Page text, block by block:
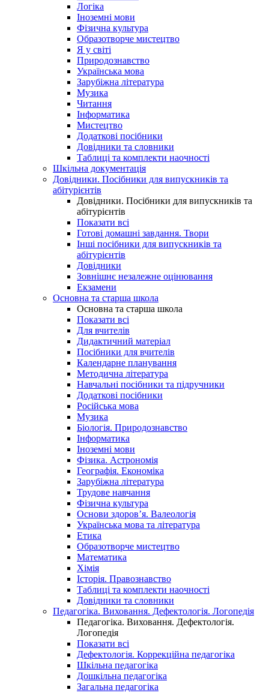
Логіка
Іноземні мови
Фізична культура
Образотворче мистецтво
Я у світі
Природознавство
Українська мова
Зарубіжна література
Музика
Читання
Інформатика
Мистецтво
Додаткові посібники
Довідники та словники
Таблиці та комплекти наочності
Шкільна документація
Довідники. Посібники для випускників та
абітурієнтів
Довідники. Посібники для випускників та
абітурієнтів
Показати всі
Готові домашні завдання. Твори
Інші посібники для випускників та
абітурієнтів
Довідники
Зовнішнє незалежне оцінювання
Екзамени
Основна та старша школа
Основна та старша школа
Показати всі
Для вчителів
Дидактичний матеріал
Посібники для вчителів
Календарне планування
Методична література
Навчальні посібники та підручники
Додаткові посібники
Російська мова
Музика
Біологія. Природознавство
Інформатика
Іноземні мови
Фізика. Астрономія
Географія. Економіка
Зарубіжна література
Трудове навчання
Фізична культура
Основи здоров’я. Валеологія
Українська мова та література
Етика
Образотворче мистецтво
Математика
Хімія
Історія. Правознавство
Таблиці та комплекти наочності
Довідники та словники
Педагогіка. Виховання. Дефектологія. Логопедія
Педагогіка. Виховання. Дефектологія.
Логопедія
Показати всі
Дефектологія. Коррекційна педагогіка
Шкільна педагогіка
Дошкільна педагогіка
Загальна педагогіка